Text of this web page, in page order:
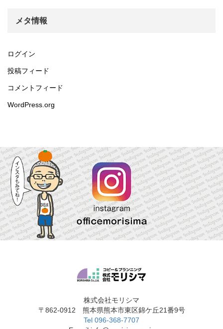
メタ情報
ログイン
投稿フィード
コメントフィード
WordPress.org
株式会社モリシマ
〒862-0912 熊本県熊本市東区錦ケ丘21番9号
Tel 096-368-7707